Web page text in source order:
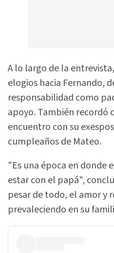
A lo largo de la
elogios hacia Fernando,
responsabilidad como
apoyo. También recordó
encuentro con su
cumpleaños de Mateo.
"Es una época en donde
estar con el papá",
pesar de todo, el amor y
prevaleciendo en su